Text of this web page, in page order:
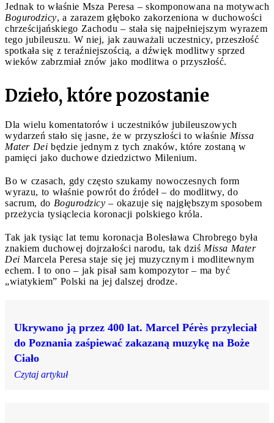
Jednak to właśnie Msza Peresa – skomponowana na motywach
Bogurodzicy, a zarazem głęboko zakorzeniona w duchowości
chrześcijańskiego Zachodu – stała się najpełniejszym wyrazem
tego jubileuszu. W niej, jak zauważali uczestnicy, przeszłość
spotkała się z teraźniejszością, a dźwięk modlitwy sprzed
wieków zabrzmiał znów jako modlitwa o przyszłość.
Dzieło, które pozostanie
Dla wielu komentatorów i uczestników jubileuszowych
wydarzeń stało się jasne, że w przyszłości to właśnie Missa
Mater Dei będzie jednym z tych znaków, które zostaną w
pamięci jako duchowe dziedzictwo Milenium.
Bo w czasach, gdy często szukamy nowoczesnych form
wyrazu, to właśnie powrót do źródeł – do modlitwy, do
sacrum, do Bogurodzicy – okazuje się najgłębszym sposobem
przeżycia tysiąclecia koronacji polskiego króla.
Tak jak tysiąc lat temu koronacja Bolesława Chrobrego była
znakiem duchowej dojrzałości narodu, tak dziś Missa Mater
Dei Marcela Peresa staje się jej muzycznym i modlitewnym
echem. I to ono – jak pisał sam kompozytor – ma być
„wiatykiem” Polski na jej dalszej drodze.
Ukrywano ją przez 400 lat. Marcel Pérès przyleciał
do Poznania zaśpiewać zakazaną muzykę na Boże
Ciało
Czytaj artykuł